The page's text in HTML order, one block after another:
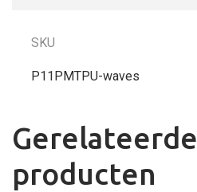
SKU
P11PMTPU-waves
Gerelateerde
producten